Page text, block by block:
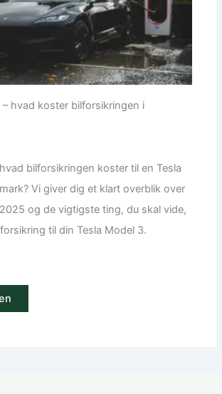
– hvad koster bilforsikringen i
bilforsikringen koster til en Tesla
Vi giver dig et klart overblik over
og de vigtigste ting, du skal vide,
til din Tesla Model 3.